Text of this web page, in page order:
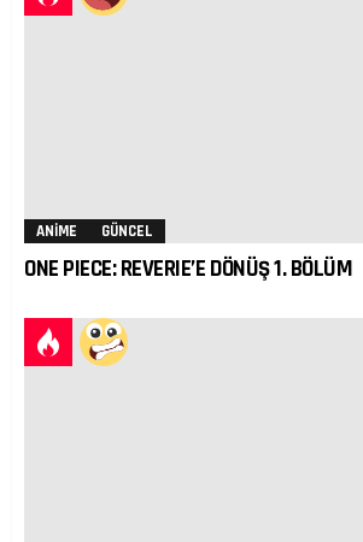
ANIME GÜNCEL
ONE PIECE: REVERIE’E DÖNÜŞ 1. BÖLÜM